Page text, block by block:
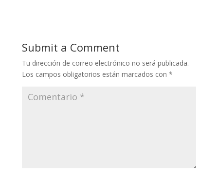
Submit a Comment
Tu dirección de correo electrónico no será publicada.
Los campos obligatorios están marcados con *